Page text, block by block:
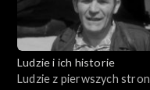
Ludzie i ich historie
Ludzie z pierwszych stron